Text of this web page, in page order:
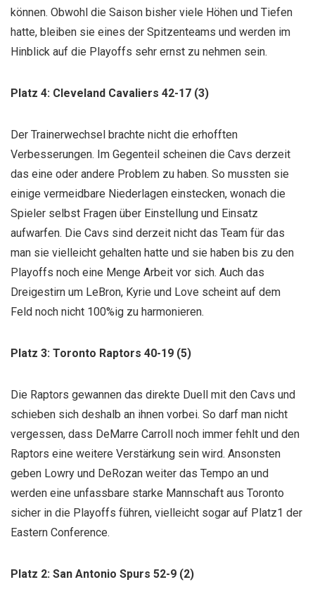
können. Obwohl die Saison bisher viele Höhen und Tiefen
hatte, bleiben sie eines der Spitzenteams und werden im
Hinblick auf die Playoffs sehr ernst zu nehmen sein.
Platz 4: Cleveland Cavaliers 42-17 (3)
Der Trainerwechsel brachte nicht die erhofften
Verbesserungen. Im Gegenteil scheinen die Cavs derzeit
das eine oder andere Problem zu haben. So mussten sie
einige vermeidbare Niederlagen einstecken, wonach die
Spieler selbst Fragen über Einstellung und Einsatz
aufwarfen. Die Cavs sind derzeit nicht das Team für das
man sie vielleicht gehalten hatte und sie haben bis zu den
Playoffs noch eine Menge Arbeit vor sich. Auch das
Dreigestirn um LeBron, Kyrie und Love scheint auf dem
Feld noch nicht 100%ig zu harmonieren.
Platz 3: Toronto Raptors 40-19 (5)
Die Raptors gewannen das direkte Duell mit den Cavs und
schieben sich deshalb an ihnen vorbei. So darf man nicht
vergessen, dass DeMarre Carroll noch immer fehlt und den
Raptors eine weitere Verstärkung sein wird. Ansonsten
geben Lowry und DeRozan weiter das Tempo an und
werden eine unfassbare starke Mannschaft aus Toronto
sicher in die Playoffs führen, vielleicht sogar auf Platz1 der
Eastern Conference.
Platz 2: San Antonio Spurs 52-9 (2)